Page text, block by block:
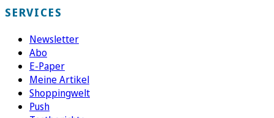
SERVICES
Newsletter
Abo
E-Paper
Meine Artikel
Shoppingwelt
Push